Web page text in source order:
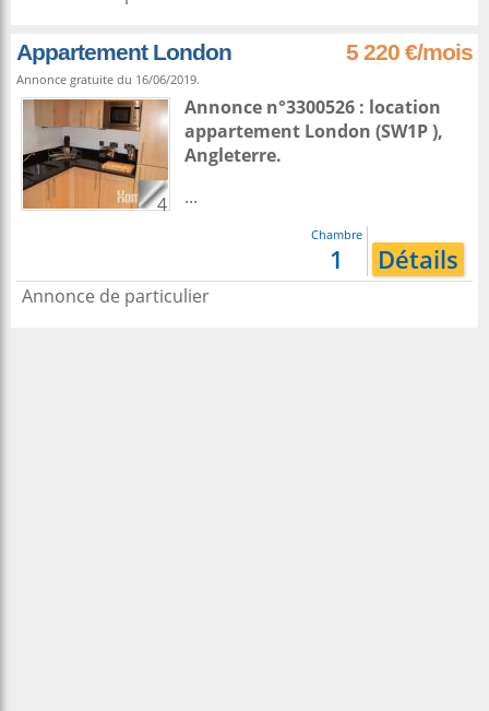
Appartement London 5 220 €/mois
Annonce gratuite du 16/06/2019.
4
Annonce n°3300526 : location
appartement London (SW1P ),
Angleterre.
...
Chambre
1 Détails
Annonce de particulier